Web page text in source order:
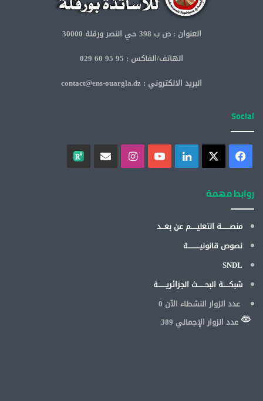
العنوان : ص ب 398 حي النصر ورقلة 30000
الهاتف/الفاكس : 95 95 60 029
البريد الالكتروني : contact@ens-ouargla.dz
Social
روابط مهمة
منصـــــــة التعليـــــم عن بعـــد
نصوص قانونيــــــــــة
SNDL
شبكـــــة البحــــــث الجزائريـــــــة
عدد الزوار النشطاء الآن
عدد الزوار الإجمالي 389